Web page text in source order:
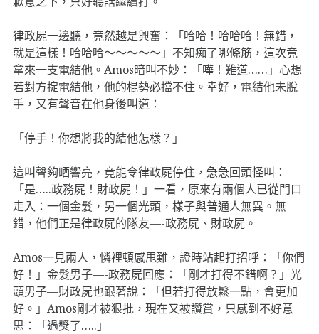
律政屍一邊聽，竟然越是興奮：「哈哈！哈哈哈！無錯，
就是這樣！哈哈哈〜〜〜〜〜」不知痴了哪條筋，這次竟
拿來一支電結他。Amos暗叫不妙：「嘩！難道……」心想
若對方掟電結他，他的棍勢必擋不住。幸好，電結他未脫
手，又有聲音在他身後叫道：
「停手！你想將我的結他怎樣？」
這叫聲夠晒響亮，竟能令律政屍停住，急急回頭怪叫：
「是…..政務屍！財政屍！」一看，原來有兩個人已從門口
走入：一個金髮，另一個光頭，樣子與普通人無異。無
錯，他們正是律政屍的隊友—-政務屍、財政屍。
Amos一見兩人，憐裡頓感甩難，證時站起打招呼：「你們
好！」金髮男子—-政務屍回應：「剛才打得不錯啊？」光
頭男子—財政屍也跟著說：「但若打得放鬆一點，會更加
好。」Amos剛才被狠批，現在又被讚賞，只感到不好意
思：「過獎了…..」